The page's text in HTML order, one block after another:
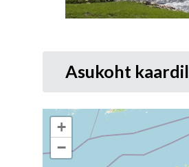
Asukoht kaardil
+
−